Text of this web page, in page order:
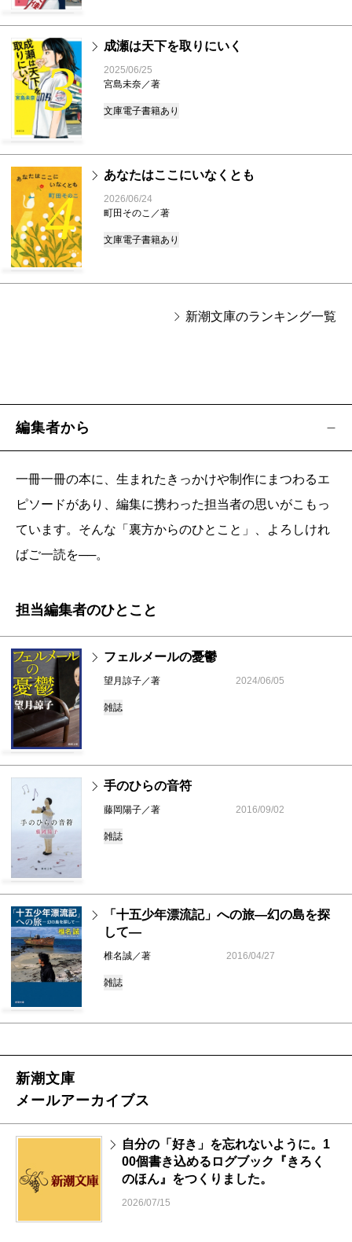
3
成瀬は天下を取りにいく
2025/06/25
宮島未奈／著
文庫電子書籍あり
4
あなたはここにいなくとも
2026/06/24
町田そのこ／著
文庫電子書籍あり
新潮文庫のランキング一覧
編集者から
一冊一冊の本に、生まれたきっかけや制作にまつわるエ
ピソードがあり、編集に携わった担当者の思いがこもっ
ています。そんな「裏方からのひとこと」、よろしけれ
ばご一読を──。
担当編集者のひとこと
フェルメールの憂鬱
望月諒子／著 2024/06/05
雑誌
手のひらの音符
藤岡陽子／著 2016/09/02
雑誌
「十五少年漂流記」への旅―幻の島を探
して―
椎名誠／著 2016/04/27
雑誌
新潮文庫
メールアーカイブス
自分の「好き」を忘れないように。1
00個書き込めるログブック『きろく
のほん』をつくりました。
2026/07/15